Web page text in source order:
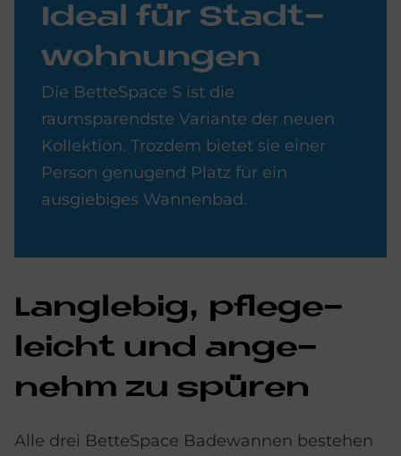
Ide­al für Stadt­
woh­nun­gen
Die BetteSpace S ist die
raumsparendste Variante der neuen
Kollektion. Trozdem bietet sie einer
Person genügend Platz für ein
ausgiebiges Wannenbad.
Lang­le­big, pfle­ge­
leicht und an­ge­
nehm zu spü­ren
Alle drei BetteSpace Badewannen bestehen